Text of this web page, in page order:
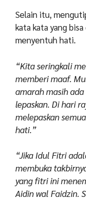
Selain itu,
kata kata yang
menyentuh hati.
“Kita seringkali
memberi maaf.
amarah masih
lepaskan. Di hari
melepaskan
hati.”
“Jika Idul Fitri
membuka
yang fitri ini
Aidin wal Faidzin.